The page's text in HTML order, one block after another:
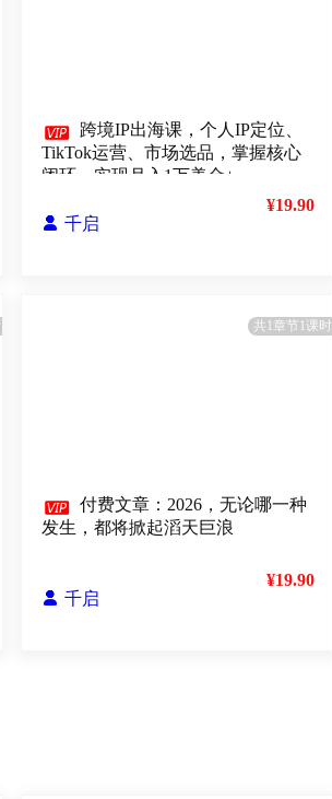
 跨境IP出海课，个人IP定位、
TikTok运营、市场选品，掌握核心
闭环，实现月入1万美金+
 千启
¥19.90
共1章节1课时
 付费文章：2026，无论哪一种
发生，都将掀起滔天巨浪
 千启
¥19.90